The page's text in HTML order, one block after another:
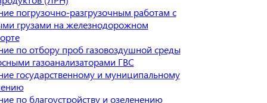
погрузочно-разгрузочным работам с
грузами на железнодорожном
по отбору проб газовоздушной среды
газоанализаторами ГВС
государственному и муниципальному
по благоустройству и озеленению